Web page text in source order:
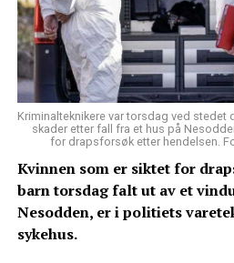
Kriminalteknikere var torsdag ved stedet
skader etter fall fra et hus på
for drapsforsøk etter hendelsen.
Kvinnen som er siktet for
barn torsdag falt ut av et
Nesodden, er i politiets
sykehus.